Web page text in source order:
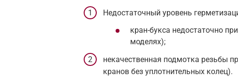
Недостаточный уровень
кран-букса недостаточно
моделях);
некачественная подмотка резьбы
кранов без уплотнительных колец).